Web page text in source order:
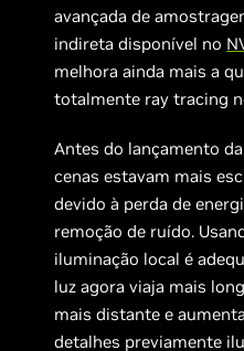
avançada de
indireta disponível no
melhora ainda mais a
totalmente ray tracing
Antes do lançamento
cenas estavam mais
devido à perda de
remoção de ruído.
iluminação local é
luz agora viaja mais
mais distante e
detalhes previamente